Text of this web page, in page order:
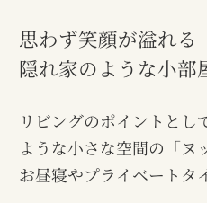
思わず笑顔が溢れる
隠れ家のような小部
リビングのポイントとし
ような小さな空間の「ヌ
お昼寝やプライベートタ